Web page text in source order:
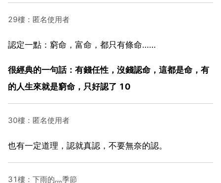
29樓：匿名使用者
認定一點：窮命，富命，都只有條命……
很經典的一句話：有錢任性，沒錢認命，這都是命，有
的人生來就是窮命，只好認了 10
30樓：匿名使用者
也有一定道理，認就真認，不要無奈的認。
31樓：下雨的灬季節